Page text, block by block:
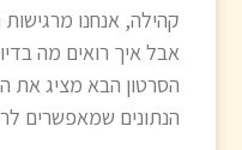
קהילה, אנחנו מרגישות
אבל איך רואים מה
הסרטון הבא מציג את
הנתונים שמאפשרים